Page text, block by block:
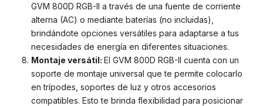
GVM 800D RGB-II a través de una fuente de corriente
alterna (AC) o mediante baterías (no incluidas),
brindándote opciones versátiles para adaptarse a tus
necesidades de energía en diferentes situaciones.
Montaje versátil: El GVM 800D RGB-II cuenta con un
soporte de montaje universal que te permite colocarlo
en trípodes, soportes de luz y otros accesorios
compatibles. Esto te brinda flexibilidad para posicionar